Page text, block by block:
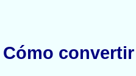
Cómo convertir